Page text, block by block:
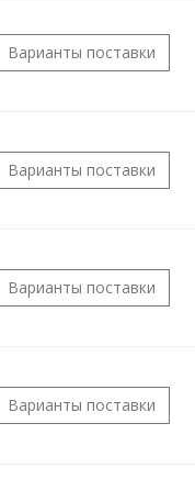
Варианты поставки
Варианты поставки
Варианты поставки
Варианты поставки